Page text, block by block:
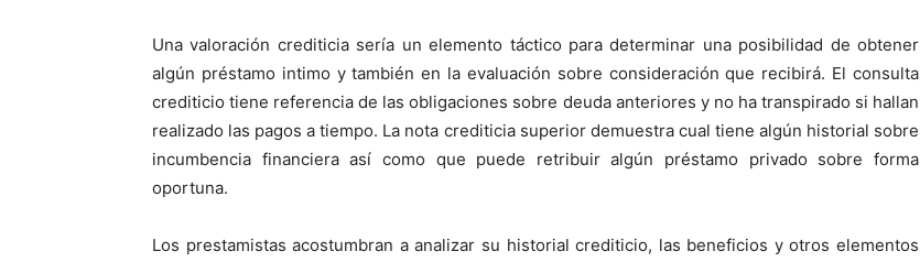
Una valoración crediticia serí­a un elemento táctico para determinar una posibilidad de obtener
algún préstamo intimo y también en la evaluación sobre consideración que recibirá. El consulta
crediticio tiene referencia de las obligaciones sobre deuda anteriores y no ha transpirado si hallan
realizado las pagos a tiempo. La nota crediticia superior demuestra cual tiene algún historial sobre
incumbencia financiera así­ como que puede retribuir algún préstamo privado sobre forma
oportuna.
Los prestamistas acostumbran a analizar su historial crediticio, las beneficios y otros elementos